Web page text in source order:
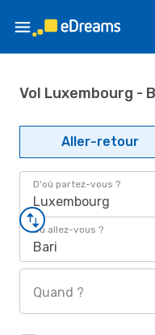
Vol Luxembourg -
Aller-retour
D'où partez-vous ?
Luxembourg
Où allez-vous ?
Bari
Quand ?